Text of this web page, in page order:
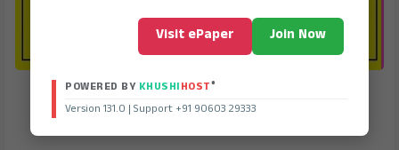
Visit ePaper Join Now
POWERED BY KHUSHIHOST®
Version 131.0 | Support +91 90603 29333